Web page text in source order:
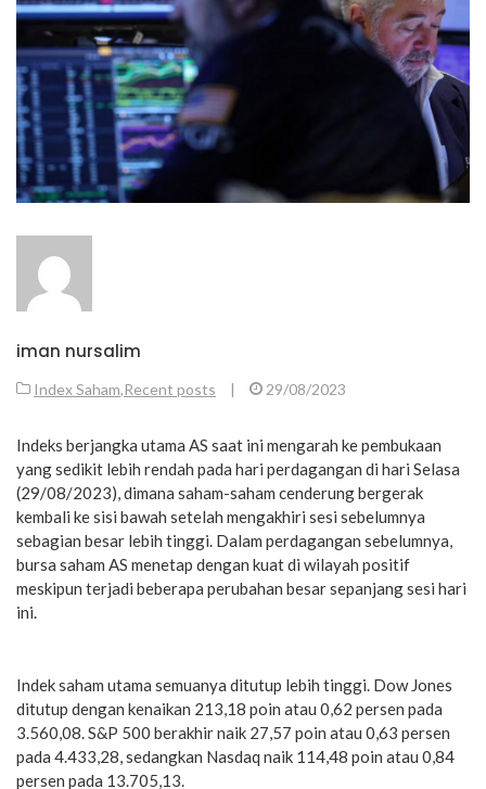
iman nursalim
Index Saham,Recent posts | 29/08/2023
Indeks berjangka utama AS saat ini mengarah ke pembukaan
yang sedikit lebih rendah pada hari perdagangan di hari Selasa
(29/08/2023), dimana saham-saham cenderung bergerak
kembali ke sisi bawah setelah mengakhiri sesi sebelumnya
sebagian besar lebih tinggi. Dalam perdagangan sebelumnya,
bursa saham AS menetap dengan kuat di wilayah positif
meskipun terjadi beberapa perubahan besar sepanjang sesi hari
ini.
Indek saham utama semuanya ditutup lebih tinggi. Dow Jones
ditutup dengan kenaikan 213,18 poin atau 0,62 persen pada
3.560,08. S&P 500 berakhir naik 27,57 poin atau 0,63 persen
pada 4.433,28, sedangkan Nasdaq naik 114,48 poin atau 0,84
persen pada 13.705,13.